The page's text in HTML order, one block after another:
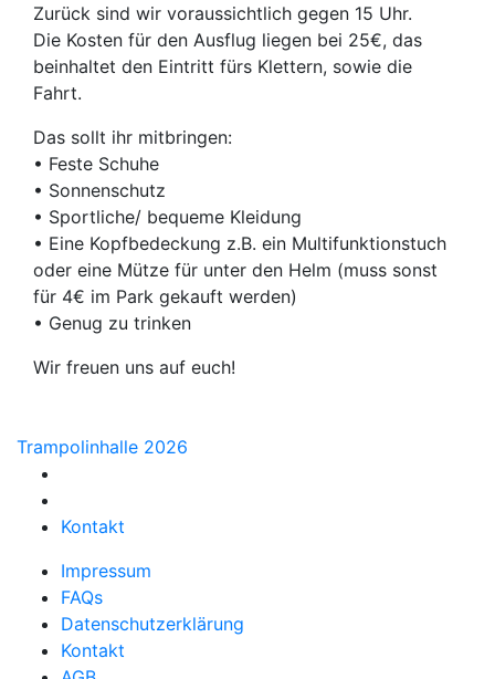
Zurück sind wir voraussichtlich gegen 15 Uhr.
Die Kosten für den Ausflug liegen bei 25€, das
beinhaltet den Eintritt fürs Klettern, sowie die
Fahrt.
Das sollt ihr mitbringen:
•⁠ ⁠Feste Schuhe
•⁠ ⁠Sonnenschutz
•⁠ ⁠Sportliche/ bequeme Kleidung
•⁠ ⁠Eine Kopfbedeckung z.B. ein Multifunktionstuch
oder eine Mütze für unter den Helm (muss sonst
für 4€ im Park gekauft werden)
•⁠ ⁠Genug zu trinken
Wir freuen uns auf euch!
Beitragsnavigation
Trampolinhalle 2026
Kontakt
Impressum
FAQs
Datenschutzerklärung
Kontakt